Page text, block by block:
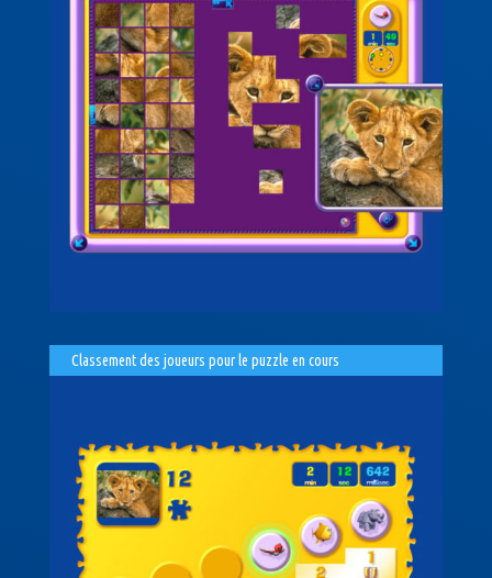
Classement des joueurs pour le puzzle en cours